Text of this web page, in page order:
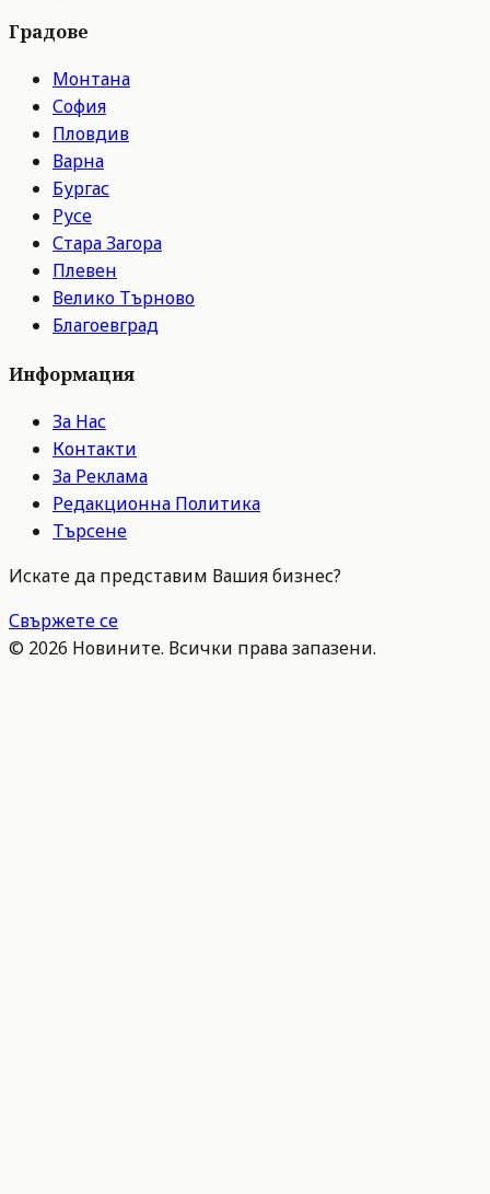
Градове
Монтана
София
Пловдив
Варна
Бургас
Русе
Стара Загора
Плевен
Велико Търново
Благоевград
Информация
За Нас
Контакти
За Реклама
Редакционна Политика
Търсене
Искате да представим Вашия бизнес?
Свържете се
© 2026 Новините. Всички права запазени.